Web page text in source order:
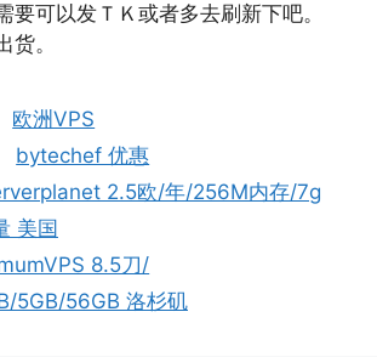
要可以发ＴＫ或者多去刷新下吧。
货。
欧洲VPS
bytechef 优惠
2.5欧/年/256M内存/7g
美国
8.5刀/
5GB/56GB 洛杉矶